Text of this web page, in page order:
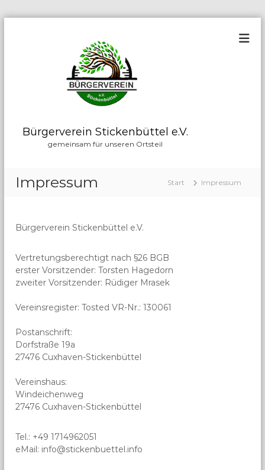
Bürgerverein Stickenbüttel e.V.
gemeinsam für unseren Ortsteil
Impressum Start Impressum
Bürgerverein Stickenbüttel e.V.
Vertretungsberechtigt nach §26 BGB
erster Vorsitzender: Torsten Hagedorn
zweiter Vorsitzender: Rüdiger Mrasek
Vereinsregister: Tosted VR-Nr.: 130061
Postanschrift:
Dorfstraße 19a
27476 Cuxhaven-Stickenbüttel
Vereinshaus:
Windeichenweg
27476 Cuxhaven-Stickenbüttel
Tel.: +49 1714962051
eMail: info@stickenbuettel.info